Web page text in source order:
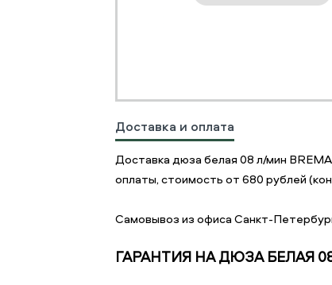
Доставка и оплата
Доставка дюза белая 08 л/мин
оплаты, стоимость от 680 рублей
Самовывоз из офиса Санкт-
ГАРАНТИЯ НА ДЮЗА БЕЛАЯ